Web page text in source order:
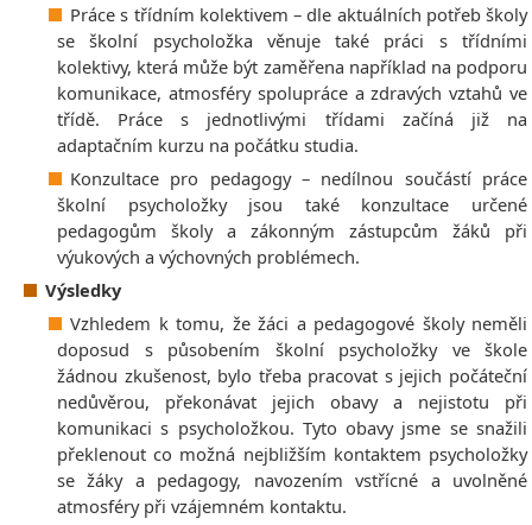
Práce s třídním kolektivem – dle aktuálních potřeb školy
se školní psycholožka věnuje také práci s třídními
kolektivy, která může být zaměřena například na podporu
komunikace, atmosféry spolupráce a zdravých vztahů ve
třídě. Práce s jednotlivými třídami začíná již na
adaptačním kurzu na počátku studia.
Konzultace pro pedagogy – nedílnou součástí práce
školní psycholožky jsou také konzultace určené
pedagogům školy a zákonným zástupcům žáků při
výukových a výchovných problémech.
Výsledky
Vzhledem k tomu, že žáci a pedagogové školy neměli
doposud s působením školní psycholožky ve škole
žádnou zkušenost, bylo třeba pracovat s jejich počáteční
nedůvěrou, překonávat jejich obavy a nejistotu při
komunikaci s psycholožkou. Tyto obavy jsme se snažili
překlenout co možná nejbližším kontaktem psycholožky
se žáky a pedagogy, navozením vstřícné a uvolněné
atmosféry při vzájemném kontaktu.